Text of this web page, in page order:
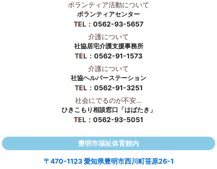
ボランティア活動について
ボランティアセンター
TEL： 0562-93-5657
介護について
社協居宅介護支援事務所
TEL： 0562-91-1573
介護について
社協ヘルパーステーション
TEL： 0562-91-3251
社会にでるのが不安...
ひきこもり相談窓口「はばたき」
TEL： 0562-93-5051
豊明市福祉体育館内
〒470-1123 愛知県豊明市西川町笹原26-1